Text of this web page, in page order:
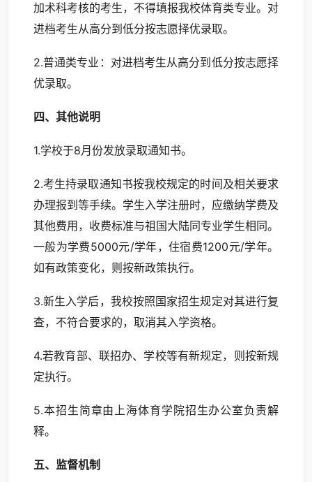
加术科考核的考生，不得填报我校体育类专业。对
进档考生从高分到低分按志愿择优录取。
2.普通类专业：对进档考生从高分到低分按志愿择
优录取。
四、其他说明
1.学校于8月份发放录取通知书。
2.考生持录取通知书按我校规定的时间及相关要求
办理报到等手续。学生入学注册时，应缴纳学费及
其他费用，收费标准与祖国大陆同专业学生相同。
一般为学费5000元/学年，住宿费1200元/学年。
如有政策变化，则按新政策执行。
3.新生入学后，我校按照国家招生规定对其进行复
查，不符合要求的，取消其入学资格。
4.若教育部、联招办、学校等有新规定，则按新规
定执行。
5.本招生简章由上海体育学院招生办公室负责解
释。
五、监督机制